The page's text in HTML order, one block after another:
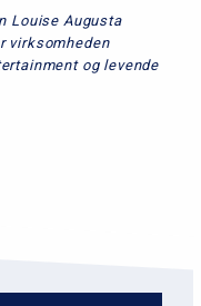
Louise Augusta
virksomheden
og levende